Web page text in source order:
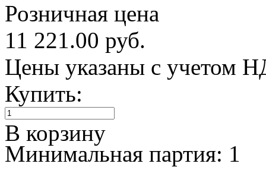
Розничная цена
11 221.00 руб.
Цены указаны с учетом
Купить:
В корзину
Минимальная партия: 1